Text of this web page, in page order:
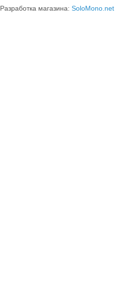
Разработка магазина: SoloMono.net